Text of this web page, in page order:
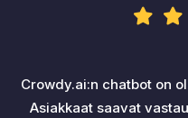
Crowdy.ai:n chatbot on
Asiakkaat saavat